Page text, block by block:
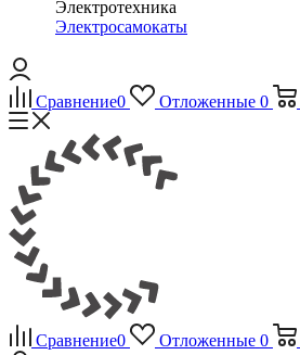
Электротехника
Электросамокаты
Сравнение0 Отложенные 0
Сравнение0 Отложенные 0